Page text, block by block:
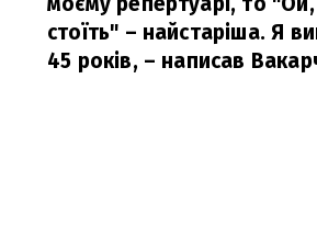
стоїть" – найстаріша. Я
45 років, – написав